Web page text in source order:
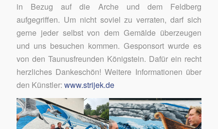
in Bezug auf die Arche und dem Feldberg
aufgegriffen. Um nicht soviel zu verraten, darf sich
gerne jeder selbst von dem Gemälde überzeugen
und uns besuchen kommen. Gesponsort wurde es
von den Taunusfreunden Königstein. Dafür ein recht
herzliches Dankeschön! Weitere Informationen über
den Künstler: www.strijek.de